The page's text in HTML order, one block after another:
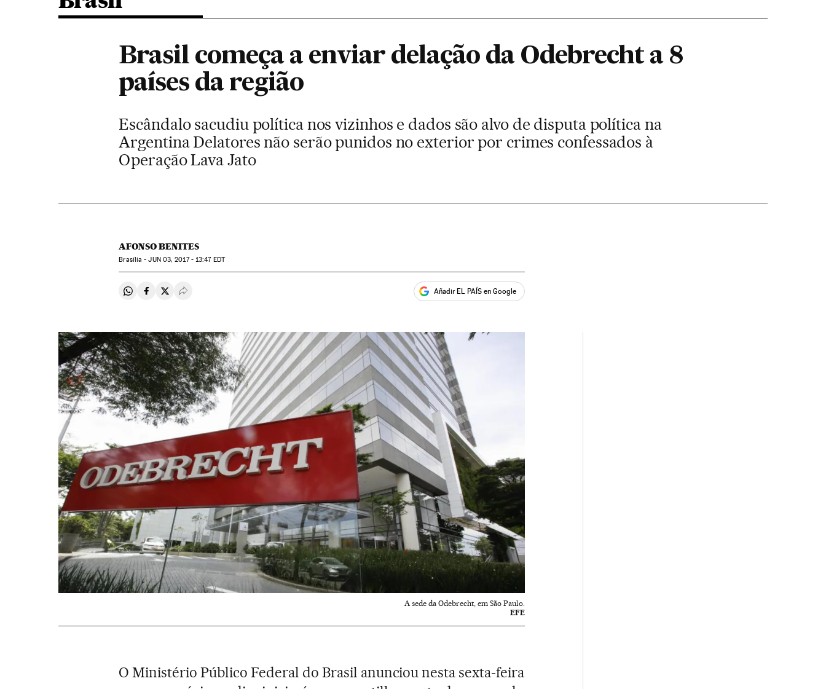
Brasil começa a enviar delação da Odebrecht a 8
países da região
Escândalo sacudiu política nos vizinhos e dados são alvo de disputa política na
Argentina Delatores não serão punidos no exterior por crimes confessados à
Operação Lava Jato
AFONSO BENITES
Brasília -JUN03, 2017 - 13:47EDT
Compartir en Whatsapp
Compartir en Facebook
Compartir en Twitter
Desplegar Redes Sociales Añadir EL PAÍS en Google
A sede da Odebrecht, em São Paulo.
EFE
O Ministério Público Federal do Brasil anunciou nesta sexta-feira